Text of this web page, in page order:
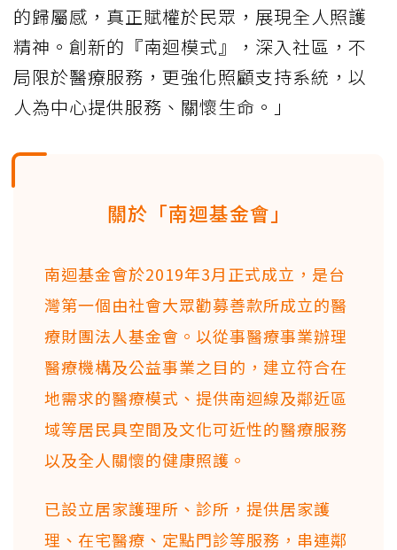
的歸屬感，真正賦權於民眾，展現全人照護
精神。創新的『南迴模式』，深入社區，不
局限於醫療服務，更強化照顧支持系統，以
人為中心提供服務、關懷生命。」
關於「南迴基金會」
南迴基金會於2019年3月正式成立，是台
灣第一個由社會大眾勸募善款所成立的醫
療財團法人基金會。以從事醫療事業辦理
醫療機構及公益事業之目的，建立符合在
地需求的醫療模式、提供南迴線及鄰近區
域等居民具空間及文化可近性的醫療服務
以及全人關懷的健康照護。
已設立居家護理所、診所，提供居家護
理、在宅醫療、定點門診等服務，串連鄰